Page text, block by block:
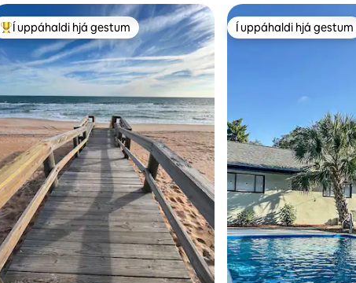
49 umsagnir
Í mestu uppáhaldi hjá gestum
Í uppáhaldi hjá gestum Í uppáhaldi hjá gestum
Í uppáhaldi hjá gestum